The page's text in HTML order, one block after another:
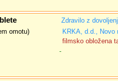
Zdravilo z
omotu)
KRKA, d.d., Novo
filmsko obložena
-